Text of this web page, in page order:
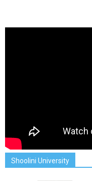
Shoolini University